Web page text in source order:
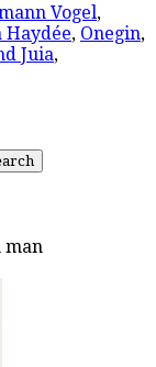
Vogel,
Haydée, Onegin,
Juia,
man